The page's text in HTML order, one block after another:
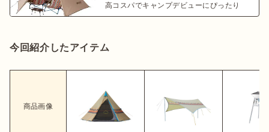
高コスパでキャンプデビューにぴったり
今回紹介したアイテム
商品画像